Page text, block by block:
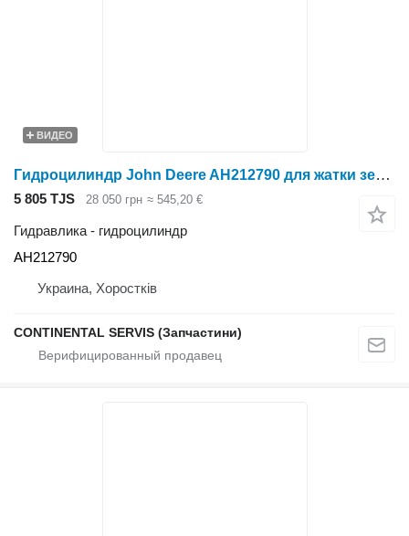
ВИДЕО
Гидроцилиндр John Deere AH212790 для жатки зерновой
5 805 TJS 28 050 грн ≈ 545,20 €
Гидравлика - гидроцилиндр
AH212790
Украина, Хоростків
CONTINENTAL SERVIS (Запчастини)